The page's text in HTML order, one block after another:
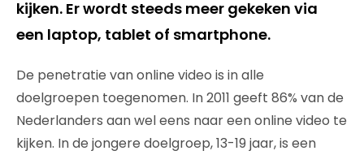
kijken. Er wordt steeds meer gekeken via
een laptop, tablet of smartphone.
De penetratie van online video is in alle
doelgroepen toegenomen. In 2011 geeft 86% van de
Nederlanders aan wel eens naar een online video te
kijken. In de jongere doelgroep, 13-19 jaar, is een